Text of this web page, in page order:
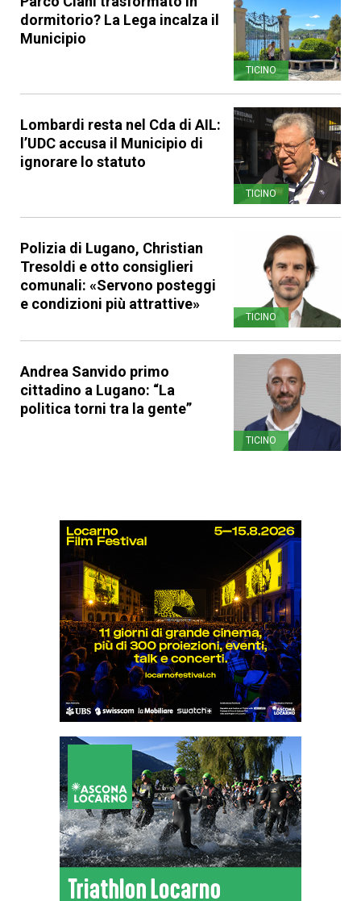
dormitorio? La Lega incalza il
Municipio
TICINO
Lombardi resta nel Cda di AIL:
l’UDC accusa il Municipio di
ignorare lo statuto
TICINO
Polizia di Lugano, Christian
Tresoldi e otto consiglieri
comunali: «Servono posteggi
e condizioni più attrattive»
TICINO
Andrea Sanvido primo
cittadino a Lugano: “La
politica torni tra la gente”
TICINO